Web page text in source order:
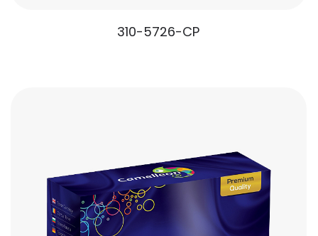
310-5726-CP